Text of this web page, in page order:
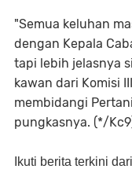
"Semua keluhan
dengan Kepala
tapi lebih jelasnya
kawan dari Komisi
membidangi
pungkasnya. (*/
Ikuti berita terkini